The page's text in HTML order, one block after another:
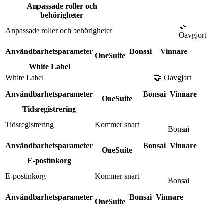
Anpassade roller och
behörigheter
Anpassade roller och behörigheter
🤝
Oavgjort
Användbarhetsparameter
OneSuite
Bonsai
Vinnare
White Label
White Label
🤝 Oavgjort
Användbarhetsparameter
OneSuite
Bonsai Vinnare
Tidsregistrering
Tidsregistrering
Kommer snart
Bonsai
Användbarhetsparameter
OneSuite
Bonsai Vinnare
E-postinkorg
E-postinkorg
Kommer snart
Bonsai
Användbarhetsparameter
OneSuite
Bonsai Vinnare